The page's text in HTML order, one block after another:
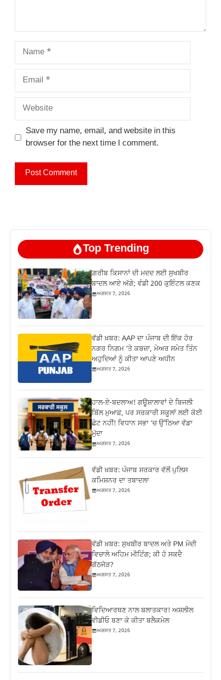
Name
Email
Website
Save my name, email, and website in this
browser for the next time I comment.
Top Trending
ਗ਼ਰੀਬ ਕਿਸਾਨਾਂ ਦੀ ਮਦਦ ਲਈ ਸੁਖਬੀਰ
ਬਾਦਲ ਆਏ ਅੱਗੇ; ਵੰਡੀ 200 ਕੁਇੰਟਲ ਕਣਕ
ਅਗਸਤ 7, 2026
ਵੱਡੀ ਖ਼ਬਰ: AAP ਦਾ ਪੰਜਾਬ ਦੀ ਇੱਕ ਹੋਰ
ਨਗਰ ਨਿਗਮ ‘ਤੇ ਕਬਜ਼ਾ, ਮੇਅਰ ਸਮੇਤ ਤਿੰਨ
ਅਹੁਦਿਆਂ ਨੂੰ ਕੀਤਾ ਆਪਣੇ ਅਧੀਨ
ਅਗਸਤ 7, 2026
ਹਾਲ-ਏ-ਬਦਲਾਅ! ਗਊਸ਼ਾਲਾਵਾਂ ਦੇ ਬਿਜਲੀ
ਬਿੱਲ ਮੁਆਫ਼, ਪਰ ਸਰਕਾਰੀ ਸਕੂਲਾਂ ਲਈ ਕੋਈ
ਛੋਟ ਨਹੀਂ! ਵਿਧਾਨ ਸਭਾ ‘ਚ ਉੱਠਿਆ ਵੱਡਾ
ਮੁੱਦਾ
ਅਗਸਤ 7, 2026
ਵੱਡੀ ਖ਼ਬਰ: ਪੰਜਾਬ ਸਰਕਾਰ ਵੱਲੋਂ ਪੁਲਿਸ
ਕਮਿਸ਼ਨਰ ਦਾ ਤਬਾਦਲਾ
ਅਗਸਤ 7, 2026
ਵੱਡੀ ਖ਼ਬਰ: ਸੁਖਬੀਰ ਬਾਦਲ ਅਤੇ PM ਮੋਦੀ
ਵਿਚਾਲੇ ਅਹਿਮ ਮੀਟਿੰਗ; ਕੀ ਹੋ ਸਕਦੈ
ਗੱਠਜੋੜ?
ਅਗਸਤ 7, 2026
ਵਿਦਿਆਰਥਣ ਨਾਲ ਬਲਾਤਕਾਰ! ਅਸ਼ਲੀਲ
ਵੀਡੀਓ ਬਣਾ ਕੇ ਕੀਤਾ ਬਲੈਕਮੇਲ
ਅਗਸਤ 7, 2026